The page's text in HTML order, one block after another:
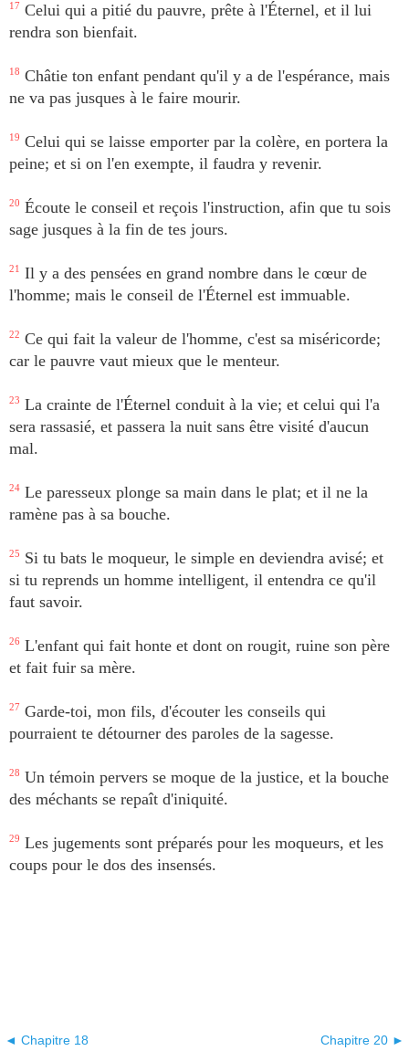
17 Celui qui a pitié du pauvre, prête à l'Éternel, et il lui
rendra son bienfait.
18 Châtie ton enfant pendant qu'il y a de l'espérance, mais
ne va pas jusques à le faire mourir.
19 Celui qui se laisse emporter par la colère, en portera la
peine; et si on l'en exempte, il faudra y revenir.
20 Écoute le conseil et reçois l'instruction, afin que tu sois
sage jusques à la fin de tes jours.
21
Il y a des pensées en grand nombre dans le cœur de
l'homme; mais le conseil de l'Éternel est immuable.
22 Ce qui fait la valeur de l'homme, c'est sa miséricorde;
car le pauvre vaut mieux que le menteur.
23 La crainte de l'Éternel conduit à la vie; et celui qui l'a
sera rassasié, et passera la nuit sans être visité d'aucun
mal.
24 Le paresseux plonge sa main dans le plat; et il ne la
ramène pas à sa bouche.
25
Si tu bats le moqueur, le simple en deviendra avisé; et
si tu reprends un homme intelligent, il entendra ce qu'il
faut savoir.
26 L'enfant qui fait honte et dont on rougit, ruine son père
et fait fuir sa mère.
27 Garde-toi, mon fils, d'écouter les conseils qui
pourraient te détourner des paroles de la sagesse.
28 Un témoin pervers se moque de la justice, et la bouche
des méchants se repaît d'iniquité.
29 Les jugements sont préparés pour les moqueurs, et les
coups pour le dos des insensés.
◄ Chapitre 18 Chapitre 20 ►